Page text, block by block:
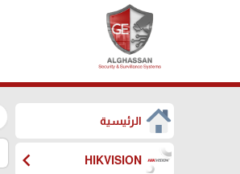
الرئيسية
HIKVISION
chevron_left